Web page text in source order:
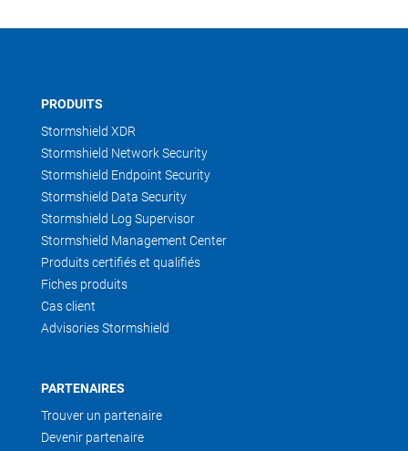
PRODUITS
Stormshield XDR
Stormshield Network Security
Stormshield Endpoint Security
Stormshield Data Security
Stormshield Log Supervisor
Stormshield Management Center
Produits certifiés et qualifiés
Fiches produits
Cas client
Advisories Stormshield
PARTENAIRES
Trouver un partenaire
Devenir partenaire